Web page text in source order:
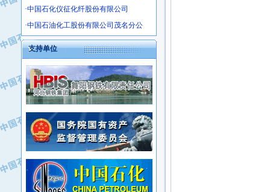
·河北翼凌机械制造总厂
·萍乡市庞泰化工填料有限公司
·实华(天津)国际贸易有限公司
·上海宝钢商贸有限公司
·辽河石油勘探局总机械厂
·正泰集团
·华北油田科达开发有限公司
·上海高桥电缆（集团）有限公司
·中石化西南石油局井下工程处
·大庆油田石油专用设备有限公司
·江苏丹化集团有限责任公司
·中核苏阀科技实业股份有限公司
·山特电子（深圳）有限公司
·中国石化仪征化纤股份有限公司
·中国石油化工股份有限公司茂名分公
支持单位
·中国石化茂名石化分公司
·中国石油大港油田分公司
·中油油气勘探软件国家工程研究中心
·西安长庆钻宇集团咸阳石化有限公司